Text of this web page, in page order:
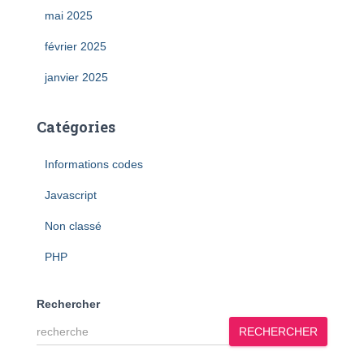
mai 2025
février 2025
janvier 2025
Catégories
Informations codes
Javascript
Non classé
PHP
Rechercher
RECHERCHER